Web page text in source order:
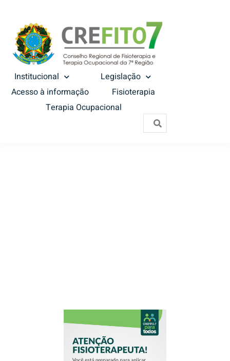
Institucional
Legislação
Acesso à informação
Fisioterapia
Terapia Ocupacional